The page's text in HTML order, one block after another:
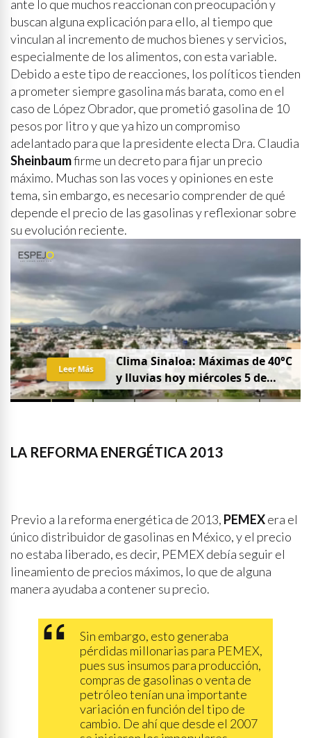
ante lo que muchos reaccionan con preocupación y
buscan alguna explicación para ello, al tiempo que
vinculan al incremento de muchos bienes y servicios,
especialmente de los alimentos, con esta variable.
Debido a este tipo de reacciones, los políticos tienden
a prometer siempre gasolina más barata, como en el
caso de López Obrador, que prometió gasolina de 10
pesos por litro y que ya hizo un compromiso
adelantado para que la presidente electa Dra. Claudia
Sheinbaumfirme un decreto para fijar un precio
máximo. Muchas son las voces y opiniones en este
tema, sin embargo, es necesario comprender de qué
depende el precio de las gasolinas y reflexionar sobre
su evolución reciente.
Clima Sinaloa: Máximas de 40°C
y lluvias hoy miércoles 5 de
agosto
Leer Más
LA REFORMA ENERGÉTICA 2013
Previo a la reforma energética de 2013, PEMEXera el
único distribuidor de gasolinas en México, y el precio
no estaba liberado, es decir, PEMEX debía seguir el
lineamiento de precios máximos, lo que de alguna
manera ayudaba a contener su precio.
Sin embargo, esto generaba
pérdidas millonarias para PEMEX,
pues sus insumos para producción,
compras de gasolinas o venta de
petróleo tenían una importante
variación en función del tipo de
cambio. De ahí que desde el 2007